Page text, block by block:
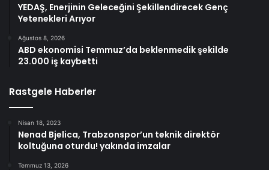
YEDAŞ, Enerjinin Geleceğini Şekillendirecek Genç
Yetenekleri Arıyor
Ağustos 8, 2026
ABD ekonomisi Temmuz’da beklenmedik şekilde
23.000 iş kaybetti
Rastgele Haberler
Nisan 18, 2023
Nenad Bjelica, Trabzonspor’un teknik direktör
koltuğuna oturdu! yakında imzalar
Temmuz 13, 2026